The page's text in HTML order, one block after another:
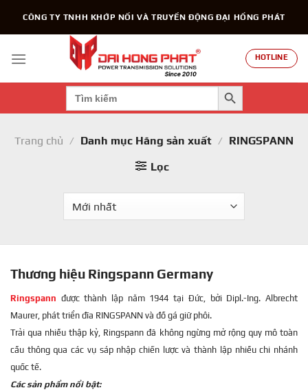
dung
CÔNG TY TNHH KHỚP NỐI VÀ TRUYỀN ĐỘNG ĐẠI HỒNG PHÁT
HOTLINE
Search
for:
SEARCH BUTTON
Trang chủ / Danh mục Hãng sản xuất / RINGSPANN
Lọc
Thương hiệu Ringspann Germany
Ringspann được thành lập năm 1944 tại Đức, bởi Dipl.-Ing. Albrecht
Maurer, phát triển đĩa RINGSPANN và đồ gá giữ phôi.
Trải qua nhiều thập kỷ, Ringspann đã không ngừng mở rộng quy mô toàn
cầu thông qua các vụ sáp nhập chiến lược và thành lập nhiều chi nhánh
quốc tế.
Các sản phẩm nổi bật: